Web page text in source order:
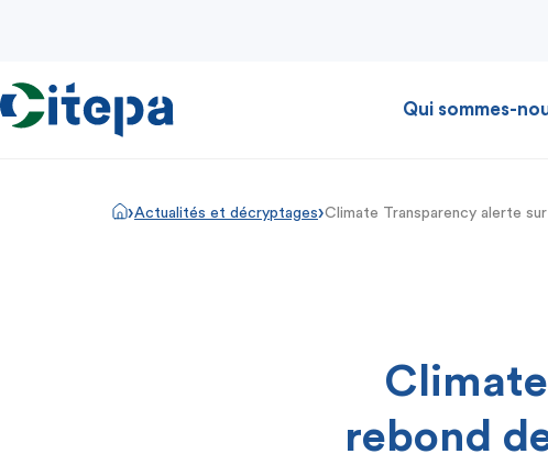
Qui sommes-
›Actualités et décryptages›Climate Transparency alerte
rebond